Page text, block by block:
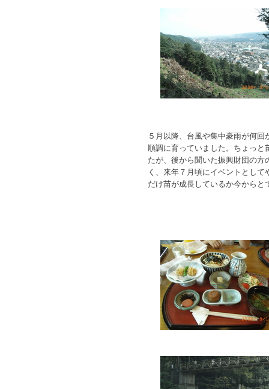
５月以降、台風や集中豪雨が何
順調に育っていました。ちょっ
たが、後から聞いた振興財団の
く、来年７月頃にイベントとし
だけ苗が成長しているか今からと